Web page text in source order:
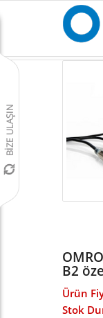
Omron
E2B
B2
Ürün
Stok